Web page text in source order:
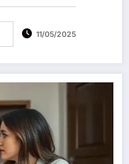
11/05/2025